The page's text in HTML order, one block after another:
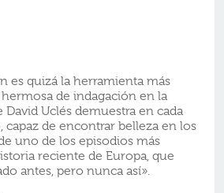
es quizá la herramienta más
de indagación en la
David Uclés demuestra en cada
capaz de encontrar belleza en los
uno de los episodios más
reciente de Europa, que
antes, pero nunca así».